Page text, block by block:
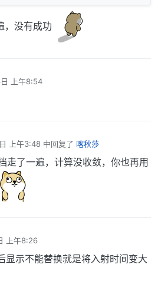
，没有成功
上午8:54
上午3:48 中回复了 喀秋莎
走了一遍，计算没收敛，你也再用
上午8:26
显示不能替换就是将入射时间变大